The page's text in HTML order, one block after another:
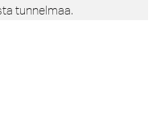
tunnelmaa.